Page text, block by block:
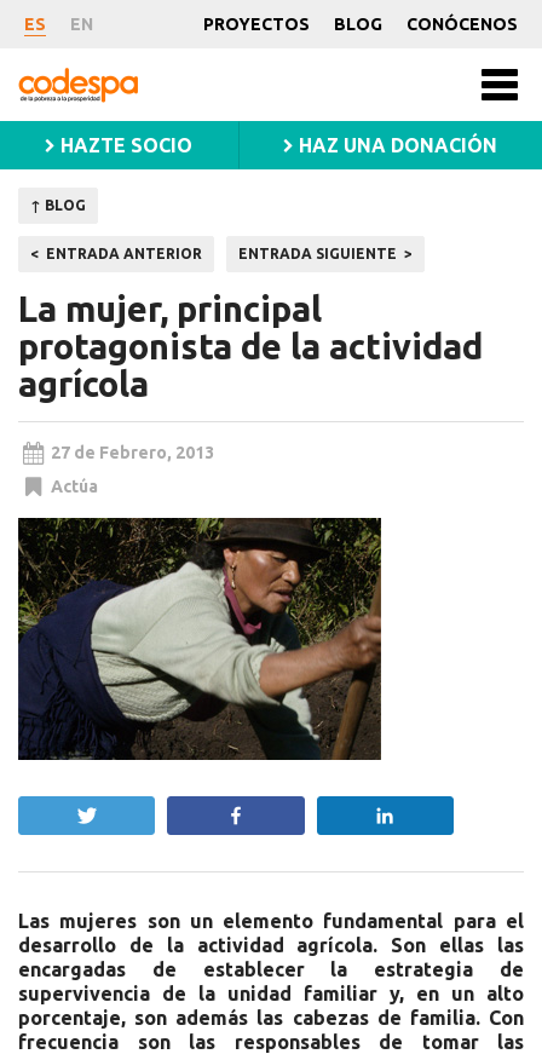
Noticia
ES EN PROYECTOS BLOG CONÓCENOS
CODESPA
HAZTE SOCIO HAZ UNA DONACIÓN
↑ BLOG
Navegación
de
entradas
ENTRADA ANTERIOR ENTRADA SIGUIENTE
La mujer, principal
protagonista de la actividad
agrícola
27 de Febrero, 2013
Actúa
Las mujeres son un elemento fundamental para el
desarrollo de la actividad agrícola. Son ellas las
encargadas de establecer la estrategia de
supervivencia de la unidad familiar y, en un alto
porcentaje, son además las cabezas de familia. Con
frecuencia son las responsables de tomar las